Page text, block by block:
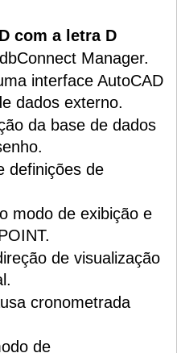
com a letra D
Manager.
interface AutoCAD
dados externo.
da base de dados
definições de
modo de exibição e
de visualização
cronometrada
de